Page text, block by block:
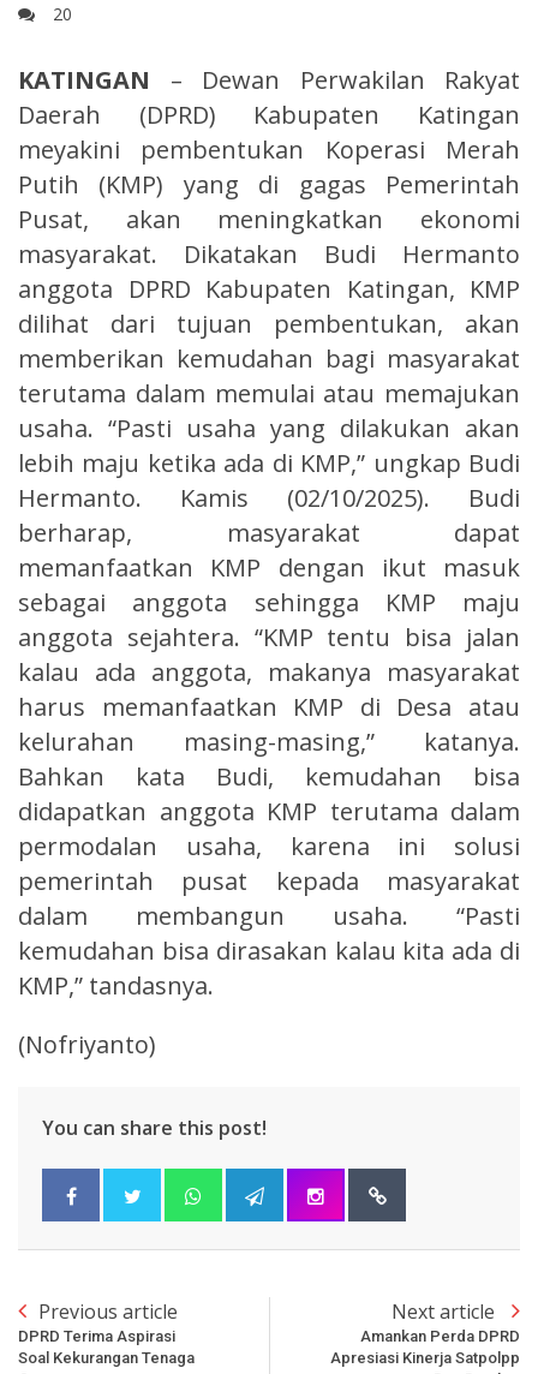
20
KATINGAN – Dewan Perwakilan Rakyat
Daerah (DPRD) Kabupaten Katingan
meyakini pembentukan Koperasi Merah
Putih (KMP) yang di gagas Pemerintah
Pusat, akan meningkatkan ekonomi
masyarakat. Dikatakan Budi Hermanto
anggota DPRD Kabupaten Katingan, KMP
dilihat dari tujuan pembentukan, akan
memberikan kemudahan bagi masyarakat
terutama dalam memulai atau memajukan
usaha. “Pasti usaha yang dilakukan akan
lebih maju ketika ada di KMP,” ungkap Budi
Hermanto. Kamis (02/10/2025). Budi
berharap, masyarakat dapat
memanfaatkan KMP dengan ikut masuk
sebagai anggota sehingga KMP maju
anggota sejahtera. “KMP tentu bisa jalan
kalau ada anggota, makanya masyarakat
harus memanfaatkan KMP di Desa atau
kelurahan masing-masing,” katanya.
Bahkan kata Budi, kemudahan bisa
didapatkan anggota KMP terutama dalam
permodalan usaha, karena ini solusi
pemerintah pusat kepada masyarakat
dalam membangun usaha. “Pasti
kemudahan bisa dirasakan kalau kita ada di
KMP,” tandasnya.
(Nofriyanto)
You can share this post!
Previous article
DPRD Terima Aspirasi
Soal Kekurangan Tenaga
Next article
Amankan Perda DPRD
Apresiasi Kinerja Satpolpp